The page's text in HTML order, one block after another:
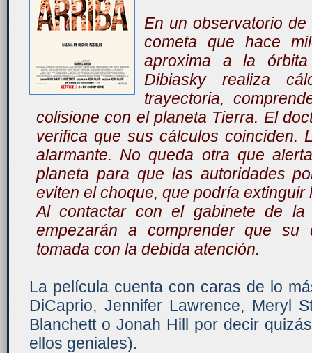
En un observatorio
cometa que hace
aproxima a la
Dibiasky realiza
trayectoria,
colisione con el planeta Tierra. El
verifica que sus cálculos coinciden.
alarmante. No queda otra que
planeta para que las autoridades
eviten el choque, que podría extinguir
Al contactar con el gabinete de la
empezarán a comprender que su
tomada con la debida atención.
La película cuenta con caras de lo
DiCaprio, Jennifer Lawrence, Meryl
Blanchett o Jonah Hill por decir
ellos geniales).